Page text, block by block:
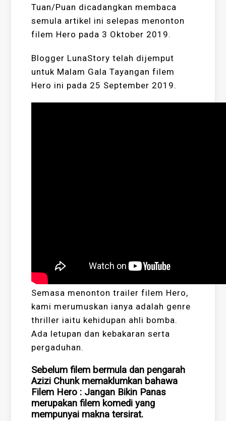
Tuan/Puan dicadangkan membaca
semula artikel ini selepas menonton
filem Hero pada 3 Oktober 2019.
Blogger LunaStory telah dijemput
untuk Malam Gala Tayangan filem
Hero ini pada 25 September 2019.
Semasa menonton trailer filem Hero,
kami merumuskan ianya adalah genre
thriller iaitu kehidupan ahli bomba.
Ada letupan dan kebakaran serta
pergaduhan.
Sebelum filem bermula dan pengarah
Azizi Chunk memaklumkan bahawa
Filem Hero : Jangan Bikin Panas
merupakan filem komedi yang
mempunyai makna tersirat.